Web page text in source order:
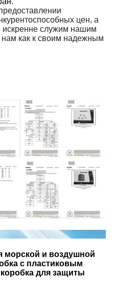
цен, а
искренне служим нашим
нам как к своим надежным
морской и воздушной
с пластиковым
для защиты